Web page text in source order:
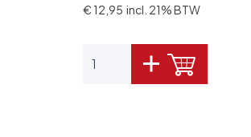
€ 12,95 incl. 21% BTW